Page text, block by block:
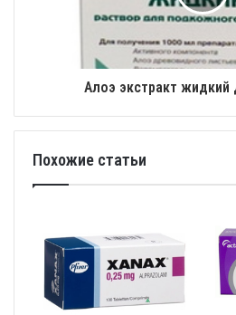
Алоэ экстракт жидкий
Похожие статьи